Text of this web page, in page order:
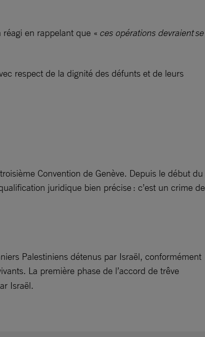
réagi en rappelant que « ces opérations devraient se
respect de la dignité des défunts et de leurs
Convention de Genève. Depuis le début du
juridique bien précise : c’est un crime de
Palestiniens détenus par Israël, conformément
La première phase de l’accord de trêve
Israël.